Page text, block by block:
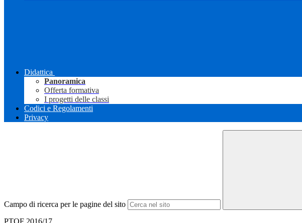
Didattica
Panoramica
Offerta formativa
I progetti delle classi
Codici e Regolamenti
Privacy
Campo di ricerca per le pagine del sito